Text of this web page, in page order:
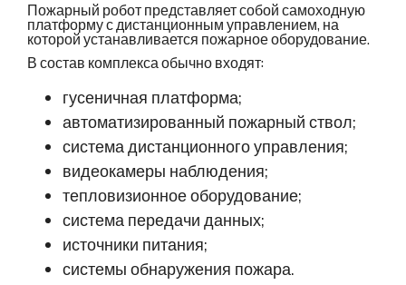
Пожарный робот представляет собой самоходную
платформу с дистанционным управлением, на
которой устанавливается пожарное оборудование.
В состав комплекса обычно входят:
гусеничная платформа;
автоматизированный пожарный ствол;
система дистанционного управления;
видеокамеры наблюдения;
тепловизионное оборудование;
система передачи данных;
источники питания;
системы обнаружения пожара.